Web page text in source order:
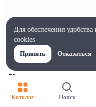
Характеристики
Ширина, мм
1Каталог Поиск
Для обеспечения удобства
cookies
Принять
Отказаться